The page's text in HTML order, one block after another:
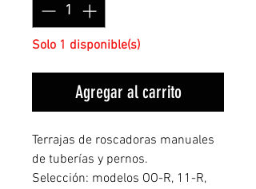
Solo 1 disponible(s)
Agregar al carrito
Terrajas de roscadoras manuales
de tuberías y pernos.
Selección: modelos OO-R, 11-R,